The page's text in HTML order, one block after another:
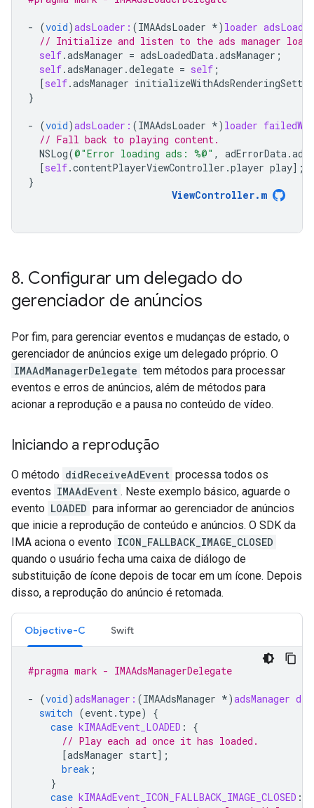
- (void)adsLoader: (IMAAdsLoader *) loader
// Initialize and listen to the ads manager
self.adsManager = adsLoadedData.adsManager ;
self.adsManager .delegate = self ;
[self.adsManager
}
- (void)adsLoader: (IMAAdsLoader *) loader
// Fall back to playing content.
NSLog(@"Error loading ads: %@" , adErrorData.
[self.contentPlayerViewController .player play];
}
ViewController. m
8. Configurar um delegado do
gerenciador de anúncios
Por fim, para gerenciar eventos e mudanças de estado, o
gerenciador de anúncios exige um delegado próprio. O
IMAAdManagerDelegate tem métodos para processar
eventos e erros de anúncios, além de métodos para
acionar a reprodução e a pausa no conteúdo de vídeo.
Iniciando a reprodução
O método didReceiveAdEvent processa todos os
eventos IMAAdEvent . Neste exemplo básico, aguarde o
evento LOADED para informar ao gerenciador de anúncios
que inicie a reprodução de conteúdo e anúncios. O SDK da
IMA aciona o evento ICON_FALLBACK_IMAGE_CLOSED
quando o usuário fecha uma caixa de diálogo de
substituição de ícone depois de tocar em um ícone. Depois
disso, a reprodução do anúncio é retomada.
Objective-C Swift
#pragma mark - IMAAdsManagerDelegate
- (void)adsManager: (IMAAdsManager *)adsManager
switch (event. type)
{
case kIMAAdEvent_LOADED :
{
// Play each ad once it has loaded.
[adsManager start];
break ;
}
case kIMAAdEvent_ICON_FALLBACK_IMAGE_CLOSED :